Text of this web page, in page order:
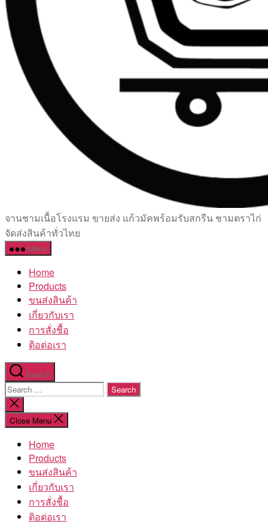
เซรามิค
ครบ
ครัน
โรงงาน
จานชามเนื้อโรงแรม ขายส่ง แก้วมัคพร้อมรับสกรีน ชามตราไก่
จัดส่งสินค้าทั่วไทย
Menu
Home
Products
ขนส่งสินค้า
เกี่ยวกับเรา
การสั่งชื้อ
ติอต่อเรา
Search
Search
for:
Close
search
Close Menu
Home
Products
ขนส่งสินค้า
เกี่ยวกับเรา
การสั่งชื้อ
ติอต่อเรา